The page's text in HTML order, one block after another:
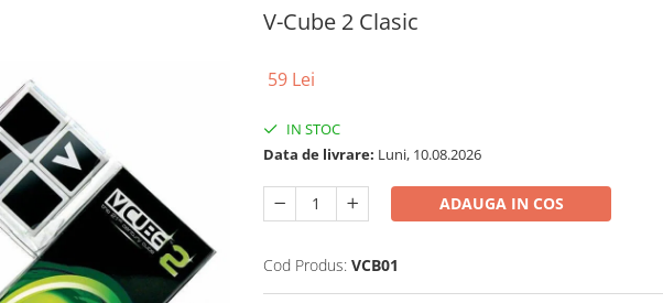
V-Cube 2 Clasic
59 Lei
IN STOC
Data de livrare: Luni, 10.08.2026
ADAUGA IN COS
Cod Produs: VCB01